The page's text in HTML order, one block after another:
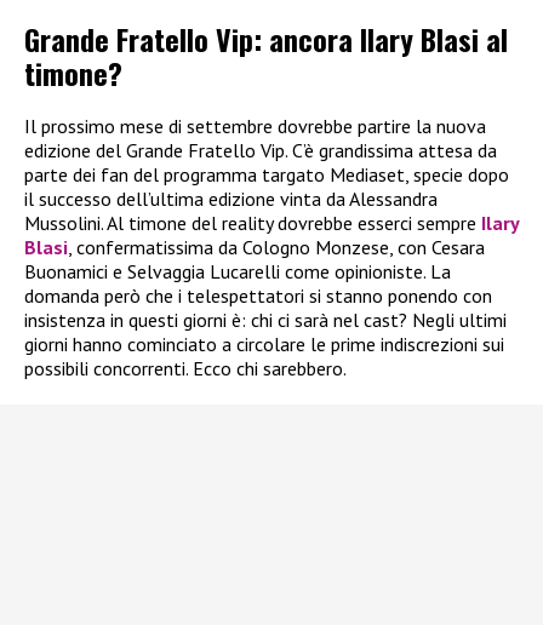
Grande Fratello Vip: ancora Ilary Blasi al
timone?
Il prossimo mese di settembre dovrebbe partire la nuova
edizione del Grande Fratello Vip. C’è grandissima attesa da
parte dei fan del programma targato Mediaset, specie dopo
il successo dell’ultima edizione vinta da Alessandra
Mussolini. Al timone del reality dovrebbe esserci sempre Ilary
Blasi , confermatissima da Cologno Monzese, con Cesara
Buonamici e Selvaggia Lucarelli come opinioniste. La
domanda però che i telespettatori si stanno ponendo con
insistenza in questi giorni è: chi ci sarà nel cast? Negli ultimi
giorni hanno cominciato a circolare le prime indiscrezioni sui
possibili concorrenti. Ecco chi sarebbero.